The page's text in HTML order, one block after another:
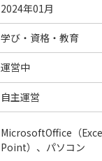
2024年01月
学び・資格・教育
運営中
自主運営
MicrosoftOffice（
Point）、パソコン